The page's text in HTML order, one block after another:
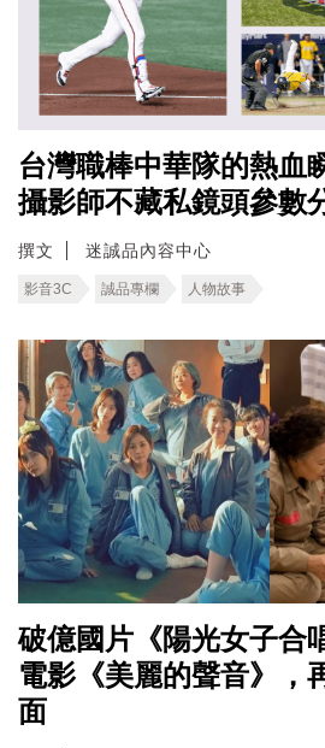
台灣職棒中華隊的熱血
攝影師不藏私鏡頭參數
撰文 迷誠品內容中心
影音3C 誠品專欄 人物故事
破億國片《陽光女子合
電影《美麗的聲音》，
面